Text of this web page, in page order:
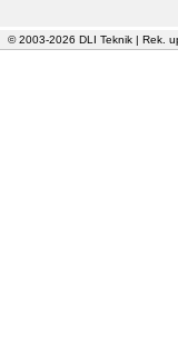
© 2003-2026 DLI Teknik | Rek.